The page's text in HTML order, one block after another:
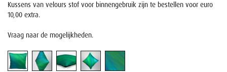
Kussens van velours stof voor binnengebruik zijn te bestellen voor euro
10,00 extra.
Vraag naar de mogelijkheden.